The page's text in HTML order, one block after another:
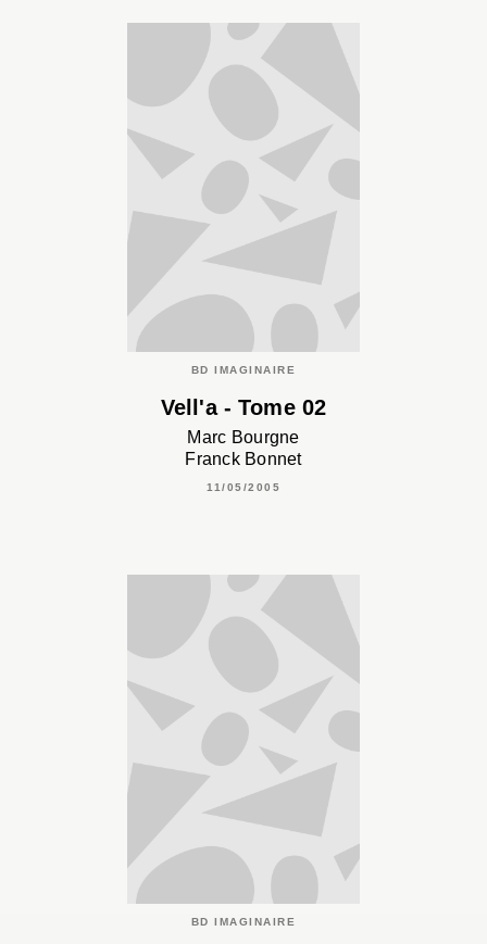
BD IMAGINAIRE
Vell'a - Tome 02
Marc Bourgne
Franck Bonnet
11/05/2005
BD IMAGINAIRE